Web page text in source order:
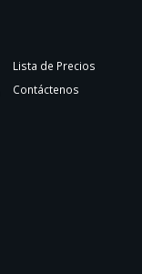
Lista de Precios
Contáctenos